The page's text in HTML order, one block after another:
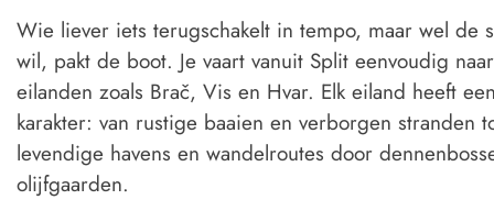
Wie liever iets terugschakelt in tempo, maar wel de
wil, pakt de boot. Je vaart vanuit Split eenvoudig naar
eilanden zoals Brač, Vis en Hvar. Elk eiland heeft
karakter: van rustige baaien en verborgen stranden
levendige havens en wandelroutes door
olijfgaarden.